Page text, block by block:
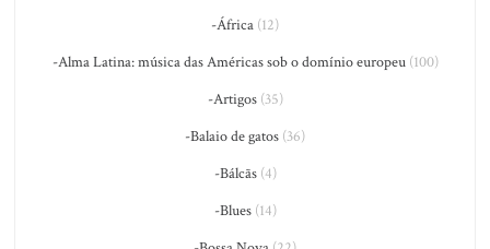
-África (12)
-Alma Latina: música das Américas sob o domínio europeu(100)
-Artigos(35)
-Balaio de gatos (36)
-Bálcãs(4)
-Blues(14)